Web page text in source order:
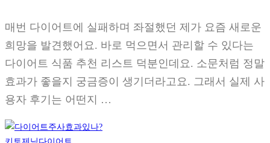
매번 다이어트에 실패하며 좌절했던 제가 요즘 새로운
희망을 발견했어요. 바로 먹으면서 관리할 수 있다는
다이어트 식품 추천 리스트 덕분인데요. 소문처럼 정말
효과가 좋을지 궁금증이 생기더라고요. 그래서 실제 사
용자 후기는 어떤지 …